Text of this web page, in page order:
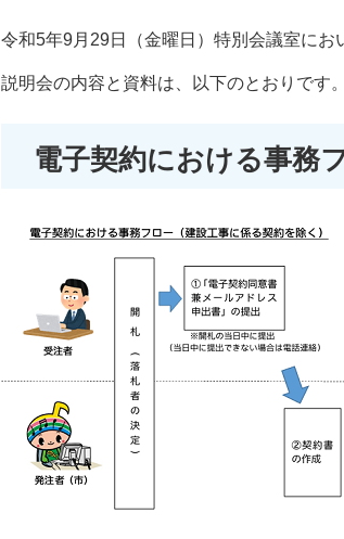
令和5年9月29日（金曜日）特別会議室にお
説明会の内容と資料は、以下のとおりです。
電子契約における事務